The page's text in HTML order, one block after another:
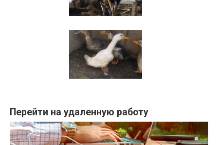
Перейти на удаленную работу